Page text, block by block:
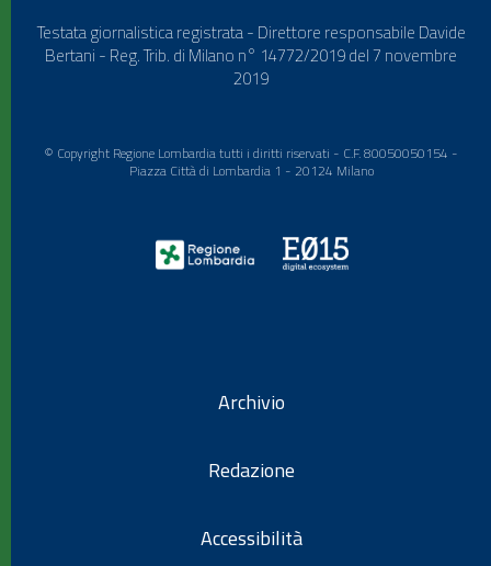
Testata giornalistica registrata - Direttore responsabile Davide
Bertani - Reg. Trib. di Milano n° 14772/2019 del 7 novembre
2019
© Copyright Regione Lombardia tutti i diritti riservati - C.F. 80050050154 -
Piazza Città di Lombardia 1 - 20124 Milano
Archivio
Redazione
Accessibilità